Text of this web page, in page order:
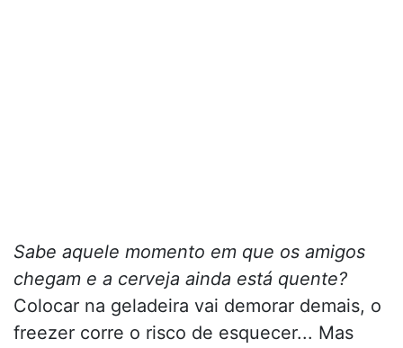
Sabe aquele momento em que os amigos
chegam e a cerveja ainda está quente?
Colocar na geladeira vai demorar demais, o
freezer corre o risco de esquecer... Mas